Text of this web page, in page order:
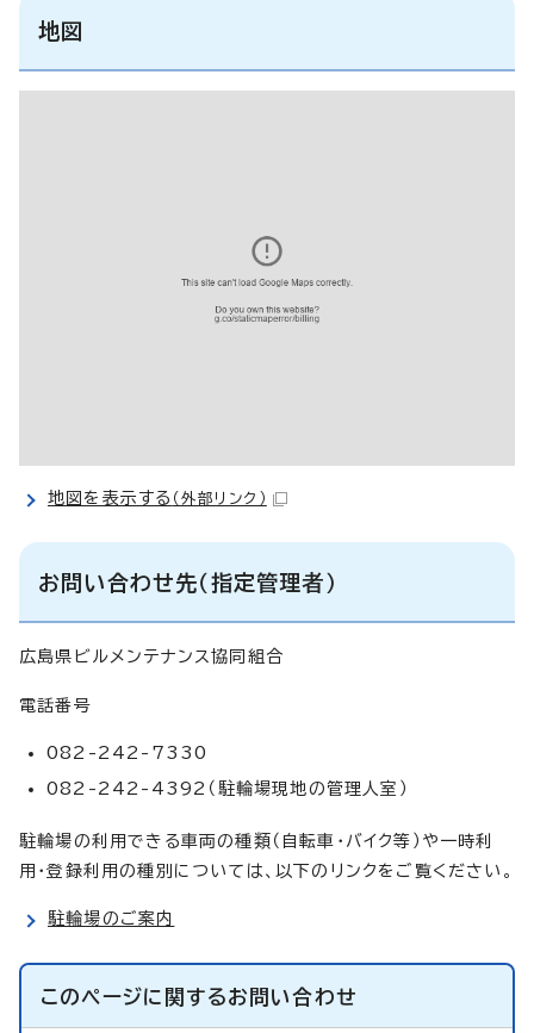
地図
地図を表示する （外部リンク）
お問い合わせ先（指定管理者）
広島県ビルメンテナンス協同組合
電話番号
082-242-7330
082-242-4392（駐輪場現地の管理人室）
駐輪場の利用できる車両の種類（自転車・バイク等）や一時利
用・登録利用の種別については、以下のリンクをご覧ください。
駐輪場のご案内
このページに関するお問い合わせ